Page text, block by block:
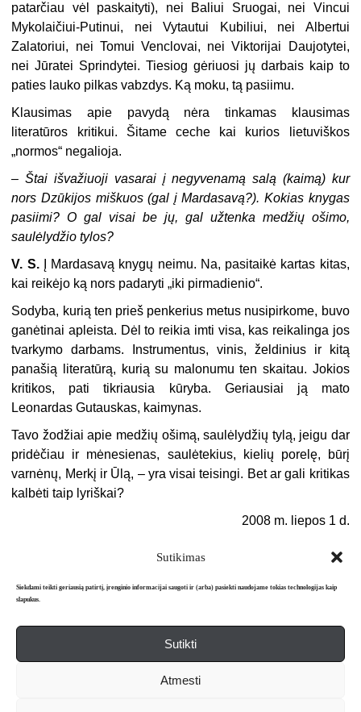
Sutikimas
Siekdami teikti geriausią patirtį, įrenginio informacijai saugoti ir (arba) pasiekti naudojame tokias technologijas kaip
slapukus.
Sutikti
Atmesti
patarčiau vėl paskaityti), nei Baliui Sruogai, nei Vincui
Mykolaičiui-Putinui, nei Vytautui Kubiliui, nei Albertui
Zalatoriui, nei Tomui Venclovai, nei Viktorijai Daujotytei,
nei Jūratei Sprindytei. Tiesiog gėriuosi jų darbais kaip to
paties lauko pilkas vabzdys. Ką moku, tą pasiimu.
Klausimas apie pavydą nėra tinkamas klausimas
literatūros kritikui. Šitame ceche kai kurios lietuviškos
„normos“ negalioja.
– Štai išvažiuoji vasarai į negyvenamą salą (kaimą) kur
nors Dzūkijos miškuos (gal į Mardasavą?). Kokias knygas
pasiimi? O gal visai be jų, gal užtenka medžių ošimo,
saulėlydžio tylos?
V. S.Į Mardasavą knygų neimu. Na, pasitaikė kartas kitas,
kai reikėjo ką nors padaryti „iki pirmadienio“.
Sodyba, kurią ten prieš penkerius metus nusipirkome, buvo
ganėtinai apleista. Dėl to reikia imti visa, kas reikalinga jos
tvarkymo darbams. Instrumentus, vinis, želdinius ir kitą
panašią literatūrą, kurią su malonumu ten skaitau. Jokios
kritikos, pati tikriausia kūryba. Geriausiai ją mato
Leonardas Gutauskas, kaimynas.
Tavo žodžiai apie medžių ošimą, saulėlydžių tylą, jeigu dar
pridėčiau ir mėnesienas, saulėtekius, kielių porelę, būrį
varnėnų, Merkį ir Ūlą, – yra visai teisingi. Bet ar gali kritikas
kalbėti taip lyriškai?
2008 m. liepos 1 d.